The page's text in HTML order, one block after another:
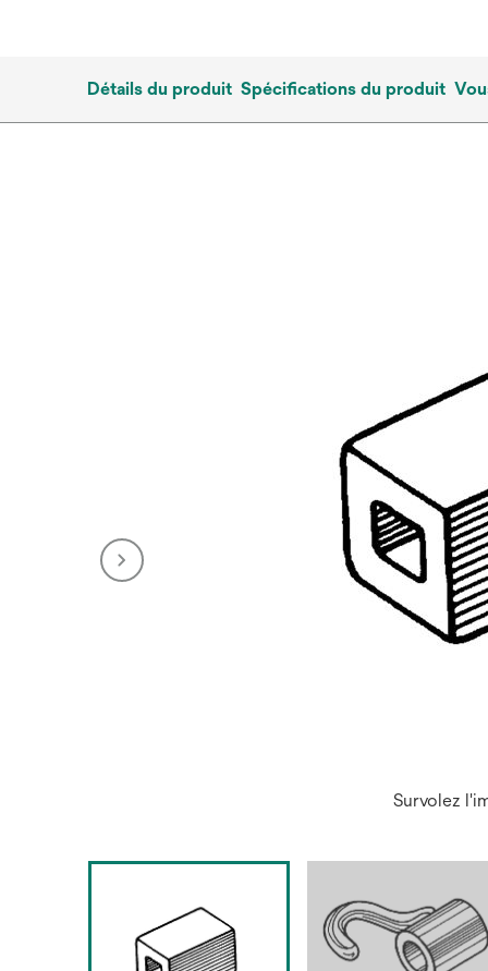
Détails du produit Spécifications du produit
Survolez